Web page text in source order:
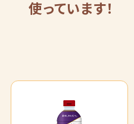
使っています！